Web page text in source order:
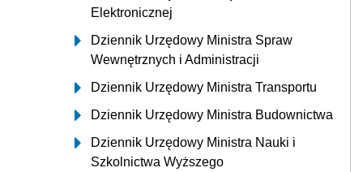
Elektronicznej
Dziennik Urzędowy Ministra Spraw
Wewnętrznych i Administracji
Dziennik Urzędowy Ministra Transportu
Dziennik Urzędowy Ministra Budownictwa
Dziennik Urzędowy Ministra Nauki i
Szkolnictwa Wyższego